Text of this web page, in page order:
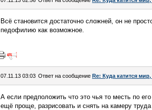
Всё становится достаточно сложней, он не
педофилию как возможное.
07.11.13 03:03 Ответ на сообщение Re: Куда катится
А если предположить что это чья то месть по
ещё проще, разрисовать и снять на камеру труда